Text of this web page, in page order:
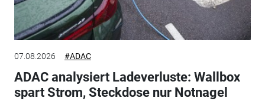
07.08.2026 #ADAC
ADAC analysiert Ladeverluste: Wallbox
spart Strom, Steckdose nur Notnagel